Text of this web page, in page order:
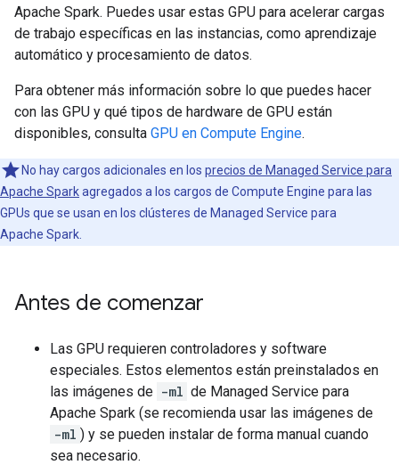
Apache Spark. Puedes usar estas GPU para acelerar cargas
de trabajo específicas en las instancias, como aprendizaje
automático y procesamiento de datos.
Para obtener más información sobre lo que puedes hacer
con las GPU y qué tipos de hardware de GPU están
disponibles, consulta GPU en Compute Engine.
No hay cargos adicionales en los precios de Managed Service para
Apache Sparkagregados a los cargos de Compute Engine para las
GPUs que se usan en los clústeres de Managed Service para
Apache Spark.
Antes de comenzar
Las GPU requieren controladores y software
especiales. Estos elementos están preinstalados en
las imágenes de -ml de Managed Service para
Apache Spark (se recomienda usar las imágenes de
-ml ) y se pueden instalar de forma manual cuando
sea necesario.